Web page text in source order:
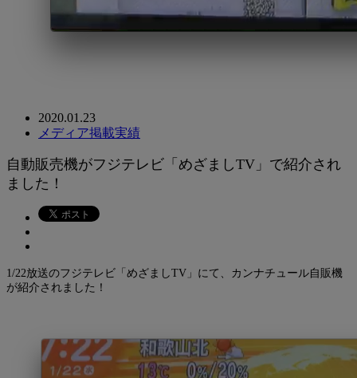
2020.01.23
メディア掲載実績
自動販売機がフジテレビ「めざましTV」で紹介され
ました！
1/22放送のフジテレビ「めざましTV」にて、カンナチュール自販機
が紹介されました！